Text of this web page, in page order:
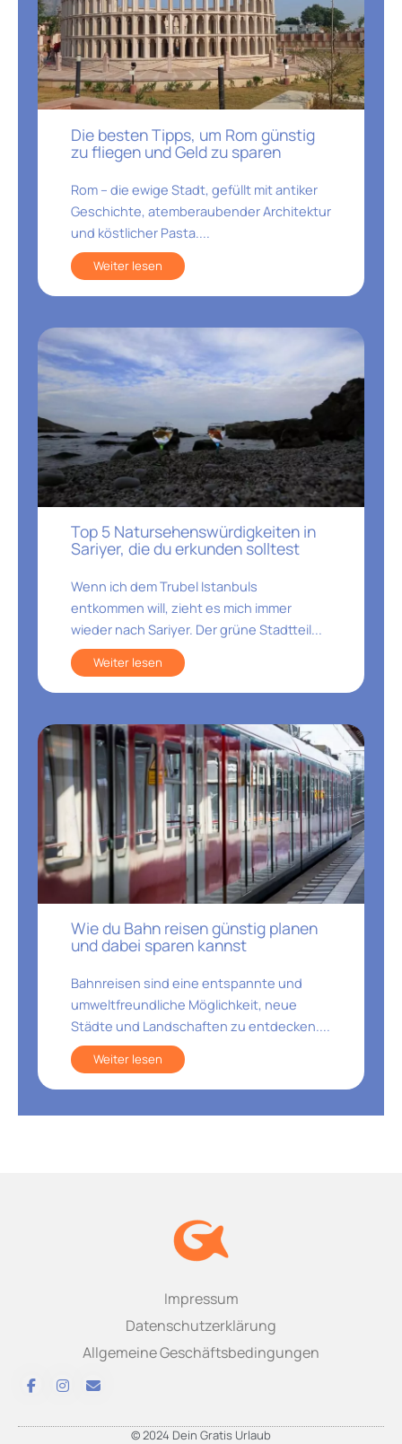
Die besten Tipps, um Rom günstig
zu fliegen und Geld zu sparen
Rom – die ewige Stadt, gefüllt mit antiker
Geschichte, atemberaubender Architektur
und köstlicher Pasta....
Weiter lesen
Top 5 Natursehenswürdigkeiten in
Sariyer, die du erkunden solltest
Wenn ich dem Trubel Istanbuls
entkommen will, zieht es mich immer
wieder nach Sariyer. Der grüne Stadtteil...
Weiter lesen
Wie du Bahn reisen günstig planen
und dabei sparen kannst
Bahnreisen sind eine entspannte und
umweltfreundliche Möglichkeit, neue
Städte und Landschaften zu entdecken....
Weiter lesen
Impressum
Datenschutzerklärung
Allgemeine Geschäftsbedingungen
© 2024 Dein Gratis Urlaub